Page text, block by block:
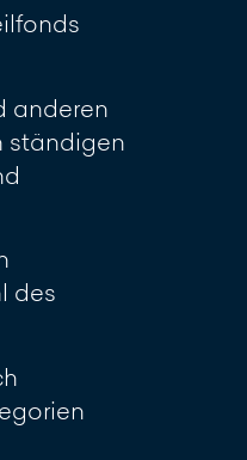
anderen
ständigen
des